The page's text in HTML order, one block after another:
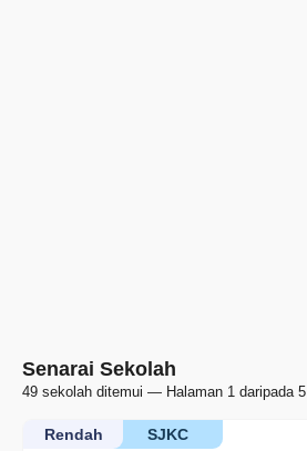
Senarai Sekolah
49 sekolah ditemui — Halaman 1 daripada 5
SJKC
Rendah